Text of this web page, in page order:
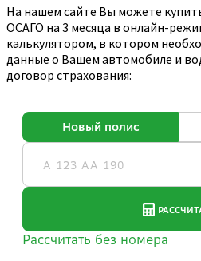
На нашем сайте Вы можете
ОСАГО на 3 месяца в онлайн-
калькулятором, в котором
данные о Вашем автомобиле и
договор страхования: